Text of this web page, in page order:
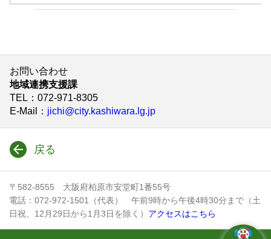
お問い合わせ
地域連携支援課
TEL ：072-971-8305
E-Mail
： jichi@city.kashiwara.lg.jp
戻る
〒582-8555 大阪府柏原市安堂町1番55号
電話：072-972-1501（代表） 午前9時から午後4時30分まで（土
日祝、12月29日から1月3日を除く） アクセスはこちら